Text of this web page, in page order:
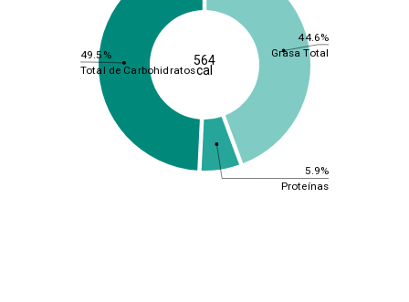
44.6%
5.9%
49.5% Grasa Total
Proteínas
Total de Carbohidratos
564
cal